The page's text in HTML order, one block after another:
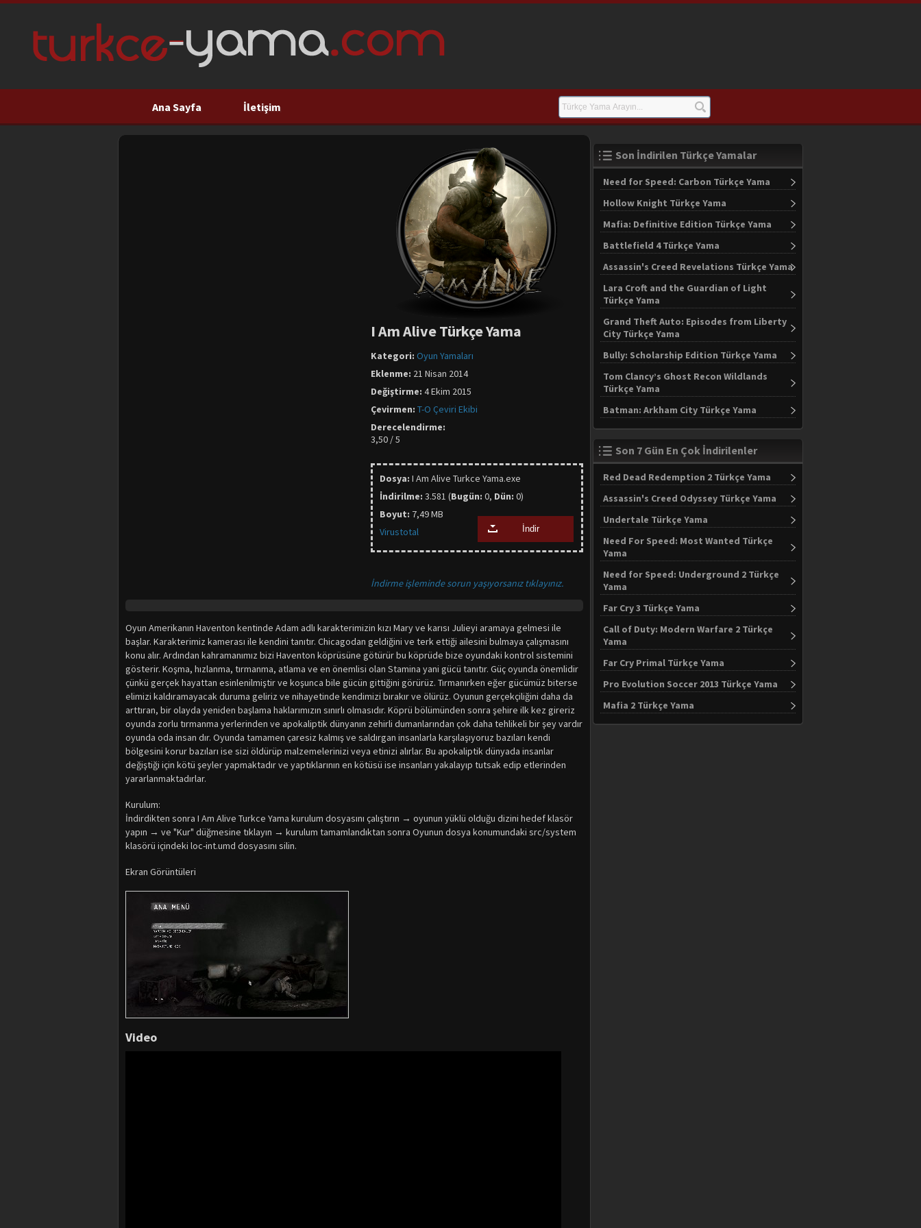
Ana Sayfa İletişim
I Am Alive Türkçe Yama
Kategori: Oyun Yamaları
Eklenme: 21 Nisan 2014
Değiştirme: 4 Ekim 2015
Çevirmen: T-O Çeviri Ekibi
Derecelendirme:
3,50 / 5
Dosya: I Am Alive Turkce Yama.exe
İndirilme: 3.581 (Bugün: 0, Dün: 0)
Boyut: 7,49 MB
Virustotal
İndir
İndirme işleminde sorun yaşıyorsanız tıklayınız.
Oyun Amerikanın Haventon kentinde Adam adlı karakterimizin kızı Mary ve karısı Julieyi aramaya gelmesi ile
başlar. Karakterimiz kamerası ile kendini tanıtır. Chicagodan geldiğini ve terk ettiği ailesini bulmaya çalışmasını
konu alır. Ardından kahramanımız bizi Haventon köprüsüne götürür bu köprüde bize oyundaki kontrol sistemini
gösterir. Koşma, hızlanma, tırmanma, atlama ve en önemlisi olan Stamina yani gücü tanıtır. Güç oyunda önemlidir
çünkü gerçek hayattan esinlenilmiştir ve koşunca bile gücün gittiğini görürüz. Tırmanırken eğer gücümüz biterse
elimizi kaldıramayacak duruma geliriz ve nihayetinde kendimizi bırakır ve ölürüz. Oyunun gerçekçiliğini daha da
arttıran, bir olayda yeniden başlama haklarımızın sınırlı olmasıdır. Köprü bölümünden sonra şehire ilk kez gireriz
oyunda zorlu tırmanma yerlerinden ve apokaliptik dünyanın zehirli dumanlarından çok daha tehlikeli bir şey vardır
oyunda oda insan dır. Oyunda tamamen çaresiz kalmış ve saldırgan insanlarla karşılaşıyoruz bazıları kendi
bölgesini korur bazıları ise sizi öldürüp malzemelerinizi veya etinizi alırlar. Bu apokaliptik dünyada insanlar
değiştiği için kötü şeyler yapmaktadır ve yaptıklarının en kötüsü ise insanları yakalayıp tutsak edip etlerinden
yararlanmaktadırlar.
Kurulum:
İndirdikten sonra I Am Alive Turkce Yama kurulum dosyasını çalıştırın → oyunun yüklü olduğu dizini hedef klasör
yapın → ve "Kur" düğmesine tıklayın → kurulum tamamlandıktan sonra Oyunun dosya konumundaki src/system
klasörü içindeki loc-int.umd dosyasını silin.
Ekran Görüntüleri
Video
Son İndirilen Türkçe Yamalar
Need for Speed: Carbon Türkçe Yama
Hollow Knight Türkçe Yama
Mafia: Definitive Edition Türkçe Yama
Battlefield 4 Türkçe Yama
Assassin's Creed Revelations Türkçe Yama
Lara Croft and the Guardian of Light
Türkçe Yama
Grand Theft Auto: Episodes from Liberty
City Türkçe Yama
Bully: Scholarship Edition Türkçe Yama
Tom Clancy’s Ghost Recon Wildlands
Türkçe Yama
Batman: Arkham City Türkçe Yama
Son 7 Gün En Çok İndirilenler
Red Dead Redemption 2 Türkçe Yama
Assassin's Creed Odyssey Türkçe Yama
Undertale Türkçe Yama
Need For Speed: Most Wanted Türkçe
Yama
Need for Speed: Underground 2 Türkçe
Yama
Far Cry 3 Türkçe Yama
Call of Duty: Modern Warfare 2 Türkçe
Yama
Far Cry Primal Türkçe Yama
Pro Evolution Soccer 2013 Türkçe Yama
Mafia 2 Türkçe Yama